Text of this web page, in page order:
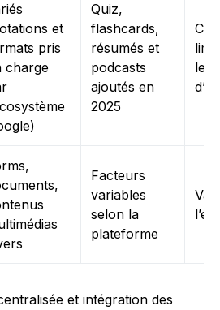
et
pris
charge
Quiz,
flashcards,
résumés et
podcasts
ajoutés en
2025
le
Facteurs
variables
selon la
plateforme
et intégration des